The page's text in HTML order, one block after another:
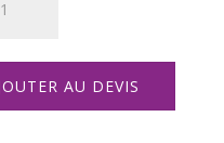
AU DEVIS